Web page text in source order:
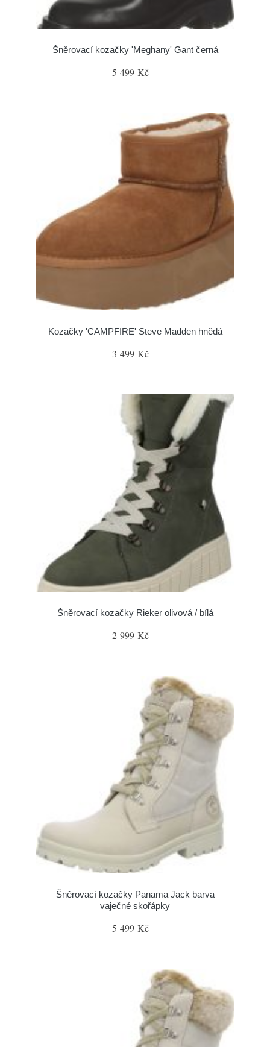
Šněrovací kozačky 'Meghany' Gant černá
5 499 Kč
Kozačky 'CAMPFIRE' Steve Madden hnědá
3 499 Kč
Šněrovací kozačky Rieker olivová / bílá
2 999 Kč
Šněrovací kozačky Panama Jack barva
vaječné skořápky
5 499 Kč